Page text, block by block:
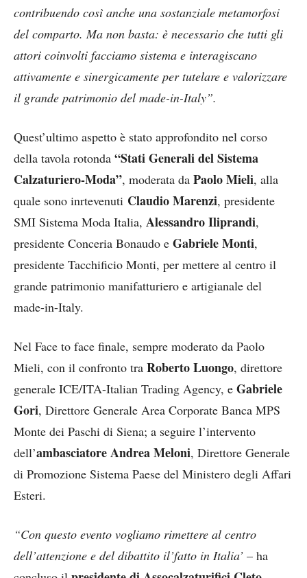
contribuendo così anche una sostanziale metamorfosi
del comparto. Ma non basta: è necessario che tutti gli
attori coinvolti facciamo sistema e interagiscano
attivamente e sinergicamente per tutelare e valorizzare
il grande patrimonio del made-in-Italy”.
Quest’ultimo aspetto è stato approfondito nel corso
della tavola rotonda “Stati Generali del Sistema
Calzaturiero-Moda”, moderata da Paolo Mieli, alla
quale sono inrtevenuti Claudio Marenzi, presidente
SMI Sistema Moda Italia, Alessandro Iliprandi,
presidente Conceria Bonaudo e Gabriele Monti,
presidente Tacchificio Monti, per mettere al centro il
grande patrimonio manifatturiero e artigianale del
made-in-Italy.
Nel Face to face finale, sempre moderato da Paolo
Mieli, con il confronto tra Roberto Luongo, direttore
generale ICE/ITA-Italian Trading Agency, e Gabriele
Gori, Direttore Generale Area Corporate Banca MPS
Monte dei Paschi di Siena; a seguire l’intervento
dell’ambasciatoreAndrea Meloni, Direttore Generale
di Promozione Sistema Paese del Ministero degli Affari
Esteri.
“Con questo evento vogliamo rimettere al centro
dell’attenzione e del dibattito il’fatto in Italia’ – ha